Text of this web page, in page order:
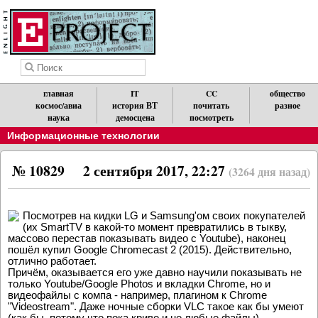
главная
космос/авиа
наука
IT
история ВТ
демосцена
CC
почитать
посмотреть
общество
разное
Информационные технологии
2 сентября 2017, 22:27 (3264 дня назад)
№ 10829
Посмотрев на кидки LG и Samsung'ом своих покупателей
(их SmartTV в какой-то момент превратились в тыкву,
массово перестав показывать видео с Youtube), наконец
пошёл купил Google Chromecast 2 (2015). Действительно,
отлично работает.
Причём, оказывается его уже давно научили показывать не
только Youtube/Google Photos и вкладки Chrome, но и
видеофайлы с компа - например, плагином к Chrome
"Videostream". Даже ночные сборки VLC такое как бы умеют